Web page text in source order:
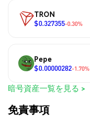
TRON
$0.327355-0.30%
Pepe
$0.00000282-1.70%
暗号資産一覧を見る >
免責事項